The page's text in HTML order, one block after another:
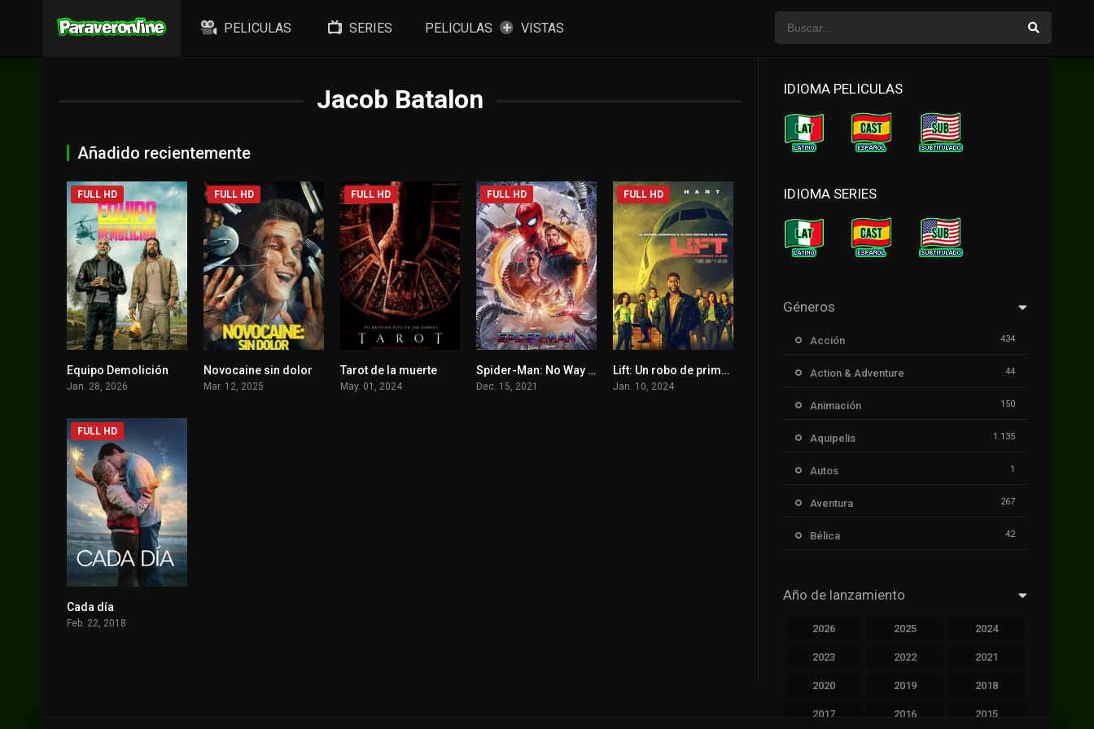
PELICULAS SERIES PELICULAS VISTAS
Jacob Batalon
Añadido recientemente
FULL HD
Equipo Demolición
Jan. 28, 2026
6.5
FULL HD
Novocaine sin dolor
Mar. 12, 2025
FULL HD
Tarot de la muerte
May. 01, 2024
8.2
FULL HD
Spider-Man: No Way Home
Dec. 15, 2021
0
FULL HD
Lift: Un robo de primera clase
Jan. 10, 2024
FULL HD
Cada día
Feb. 22, 2018
IDIOMA PELICULAS
IDIOMA SERIES
Géneros
Acción 434
Action & Adventure 44
Animación 150
Aquipelis 1.135
Autos 1
Aventura 267
Bélica 42
Cinecalidad
Cinetux 1.139
Año de lanzamiento
2026 2025 2024
2023 2022 2021
2020 2019 2018
2017 2016 2015